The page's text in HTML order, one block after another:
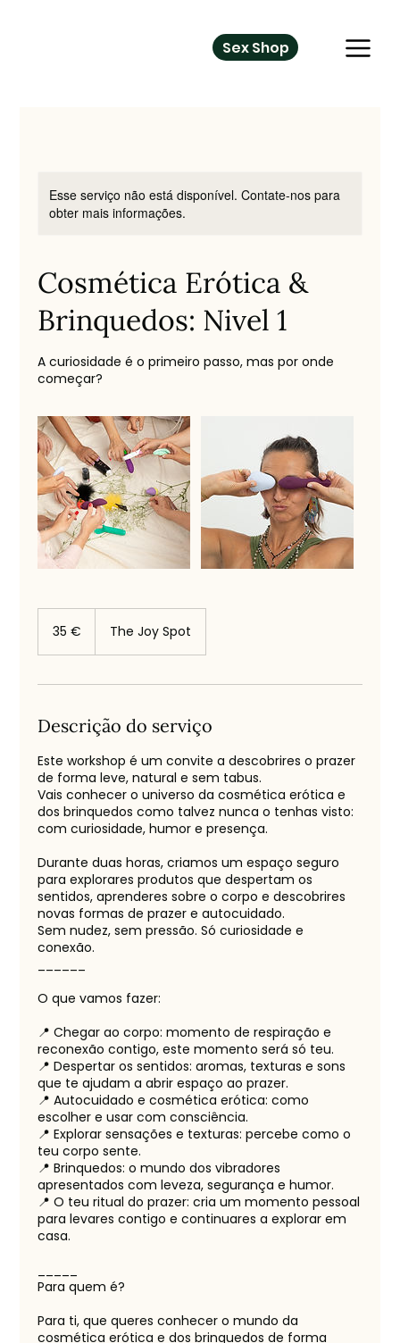
Sex Shop
Esse serviço não está disponível. Contate-nos para
obter mais informações.
Cosmética Erótica &
Brinquedos: Nivel 1
A curiosidade é o primeiro passo, mas por onde
começar?
35 € The Joy Spot
Descrição do serviço
Este workshop é um convite a descobrires o prazer
de forma leve, natural e sem tabus.
Vais conhecer o universo da cosmética erótica e
dos brinquedos como talvez nunca o tenhas visto:
com curiosidade, humor e presença.
Durante duas horas, criamos um espaço seguro
para explorares produtos que despertam os
sentidos, aprenderes sobre o corpo e descobrires
novas formas de prazer e autocuidado.
Sem nudez, sem pressão. Só curiosidade e
conexão.
O que vamos fazer:
📍 Chegar ao corpo: momento de respiração e
reconexão contigo, este momento será só teu.
📍 Despertar os sentidos: aromas, texturas e sons
que te ajudam a abrir espaço ao prazer.
📍 Autocuidado e cosmética erótica: como
escolher e usar com consciência.
📍 Explorar sensações e texturas: percebe como o
teu corpo sente.
📍 Brinquedos: o mundo dos vibradores
apresentados com leveza, segurança e humor.
📍 O teu ritual do prazer: cria um momento pessoal
para levares contigo e continuares a explorar em
casa.
Para quem é?
Para ti, que queres conhecer o mundo da
cosmética erótica e dos brinquedos de forma